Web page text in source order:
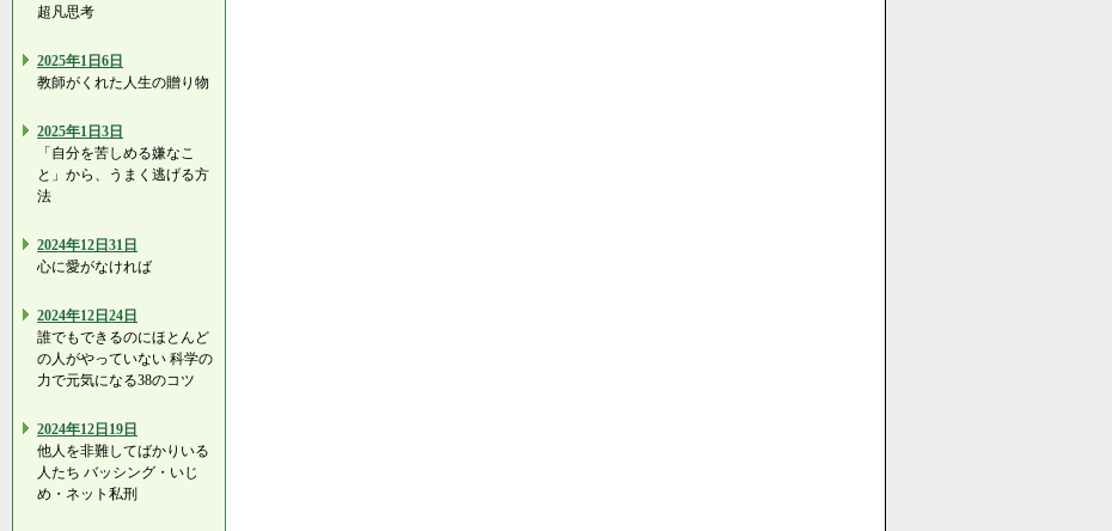
超凡思考
2025年1日6日
教師がくれた人生の贈り物
2025年1日3日
「自分を苦しめる嫌なこ
と」から、うまく逃げる方
法
2024年12日31日
心に愛がなければ
2024年12日24日
誰でもできるのにほとんど
の人がやっていない 科学の
力で元気になる38のコツ
2024年12日19日
他人を非難してばかりいる
人たち バッシング・いじ
め・ネット私刑